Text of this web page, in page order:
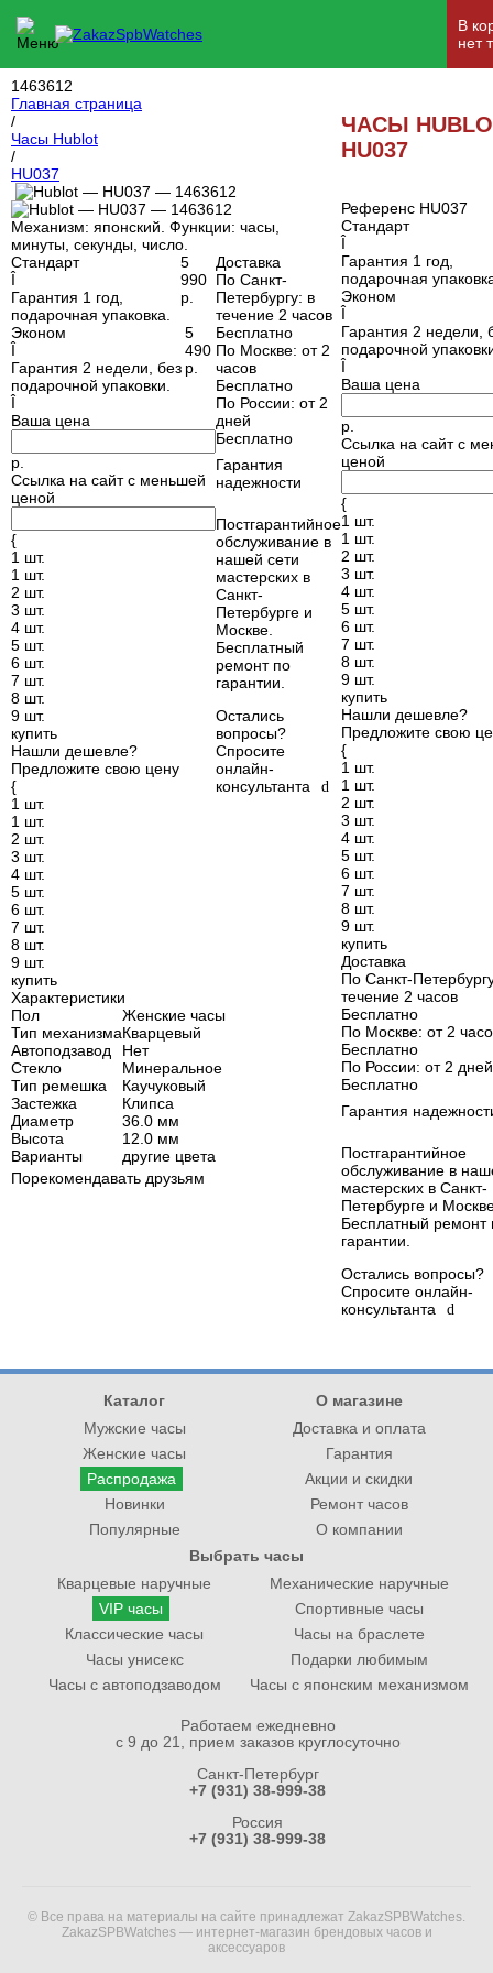
1463612
Главная страница
/
Часы Hublot
/
HU037
Механизм: японский. Функции: часы,
минуты, секунды, число.
Стандарт
Î
Гарантия 1 год,
подарочная упаковка.
5
990
р.
Эконом
Î
Гарантия 2 недели, без
подарочной упаковки.
5
490
р.
Î
Ваша цена
р.
Ссылка на сайт с меньшей
ценой
{
1 шт.
1 шт.
2 шт.
3 шт.
4 шт.
5 шт.
6 шт.
7 шт.
8 шт.
9 шт.
купить
Нашли дешевле?
Предложите свою цену
{
1 шт.
1 шт.
2 шт.
3 шт.
4 шт.
5 шт.
6 шт.
7 шт.
8 шт.
9 шт.
купить
Доставка
По Санкт-
Петербургу: в
течение 2 часов
Бесплатно
По Москве: от 2
часов
Бесплатно
По России: от 2
дней
Бесплатно
Гарантия
надежности
Постгарантийное
обслуживание в
нашей сети
мастерских в
Санкт-
Петербурге и
Москве.
Бесплатный
ремонт по
гарантии.
Остались
вопросы?
Спросите
онлайн-
консультанта
d
Характеристики
Пол
Женские часы
Тип механизмаКварцевый
Автоподзавод
Нет
Стекло
Минеральное
Тип ремешка
Каучуковый
Застежка
Клипса
Диаметр
36.0 мм
Высота
12.0 мм
Варианты
другие цвета
Порекомендавать друзьям
ЧАСЫ
HU037
Референс HU037
Стандарт
Î
Гарантия 1 год,
подарочная
Эконом
Î
Гарантия 2 недели,
подарочной
Î
Ваша цена
р.
Ссылка на сайт с
ценой
{
1 шт.
1 шт.
2 шт.
3 шт.
4 шт.
5 шт.
6 шт.
7 шт.
8 шт.
9 шт.
купить
Нашли дешевле?
Предложите свою
{
1 шт.
1 шт.
2 шт.
3 шт.
4 шт.
5 шт.
6 шт.
7 шт.
8 шт.
9 шт.
купить
Доставка
По Санкт-
течение 2 часов
Бесплатно
По Москве: от 2
Бесплатно
По России: от 2 дней
Бесплатно
Гарантия
Постгарантийное
обслуживание в
мастерских в Санкт-
Петербурге и
Бесплатный ремонт
гарантии.
Остались вопросы?
Спросите онлайн-
консультанта
d
Выбрать часы
Работаем ежедневно
с 9 до 21, прием заказов круглосуточно
Санкт-Петербург
+7 (931) 38-999-38
Россия
+7 (931) 38-999-38
Каталог О магазине
Кварцевые наручные
VIP часы
Классические часы
Часы унисекс
Часы с автоподзаводом
Доставка и оплата
Гарантия
Акции и скидки
Ремонт часов
О компании
Мужские часы
Женские часы
Распродажа
Новинки
Популярные
Механические наручные
Спортивные часы
Часы на браслете
Подарки любимым
Часы с японским механизмом
© Все права на материалы на сайте принадлежат ZakazSPBWatches.
ZakazSPBWatches — интернет-магазин брендовых часов и
аксессуаров
В
нет